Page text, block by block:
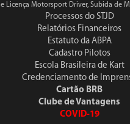
e Licença Motorsport Driver, Subida de
Processos do STJD
Relatórios Financeiros
Estatuto da ABPA
Cadastro Pilotos
Escola Brasileira de Kart
Credenciamento de
Cartão BRB
Clube de Vantagens
COVID-19